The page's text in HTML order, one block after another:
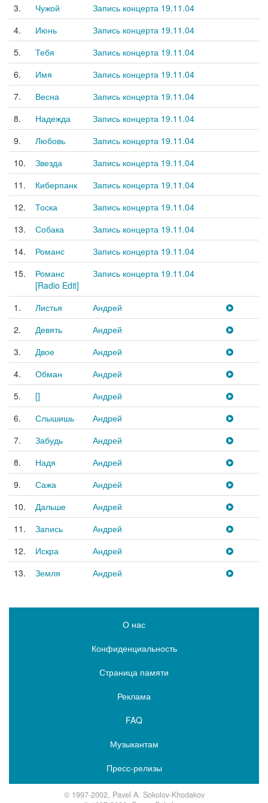
3.
Чужой
Запись концерта 19.11.04
4.
Июнь
Запись концерта 19.11.04
5.
Тебя
Запись концерта 19.11.04
6.
Имя
Запись концерта 19.11.04
7.
Весна
Запись концерта 19.11.04
8.
Надежда
Запись концерта 19.11.04
9.
Любовь
Запись концерта 19.11.04
10.
Звезда
Запись концерта 19.11.04
11.
Киберпанк
Запись концерта 19.11.04
12.
Тоска
Запись концерта 19.11.04
13.
Собака
Запись концерта 19.11.04
14.
Романс
Запись концерта 19.11.04
15.
Романс
[Radio Edit]
Запись концерта 19.11.04
1. Листья
Андрей
2.
Девять
Андрей
3.
Двое
Андрей
4.
Обман
Андрей
5.
[]
Андрей
6.
Слышишь
Андрей
7.
Забудь
Андрей
8.
Надя
Андрей
9.
Сажа
Андрей
10.
Дальше
Андрей
11.
Запись
Андрей
12.
Искра
Андрей
13.
Земля Андрей
О нас
Конфиденциальность
Страница памяти
Реклама
FAQ
Музыкантам
Пресс-релизы
© 1997-2002, Pavel A. Sokolov-Khodakov